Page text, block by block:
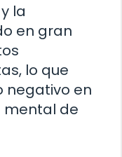
la
en gran
lo que
negativo en
mental de